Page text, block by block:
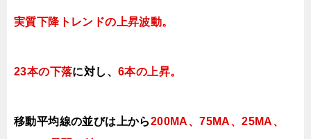
実質下降トレンドの上昇波動。
23本の下落に対し、6本の上昇。
移動平均線の並びは上から200MA、75MA、25MA、